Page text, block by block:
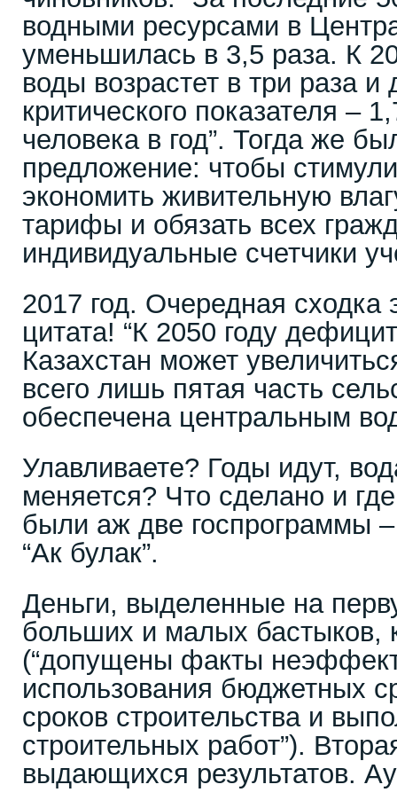
водными ресурсами в
уменьшилась в 3,5 раза. К
воды возрастет в три раза и
критического показателя –
человека в год”. Тогда же
предложение: чтобы
экономить живительную
тарифы и обязать всех
индивидуальные счетчики
2017 год. Очередная сходка
цитата! “К 2050 году
Казахстан может
всего лишь пятая часть
обеспечена центральным
Улавливаете? Годы идут,
меняется? Что сделано и
были аж две госпрограммы
“Ак булак”.
Деньги, выделенные на
больших и малых бастыков,
(“допущены факты
использования бюджетных
сроков строительства и
строительных работ”).
выдающихся результатов.